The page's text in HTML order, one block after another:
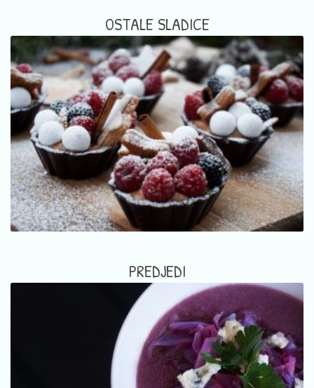
OSTALE SLADICE
PREDJEDI